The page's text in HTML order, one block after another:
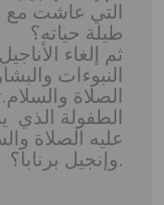
التي عاشت مع
طيلة حياته؟
ثم إلغاء
النبوءات
الصلاة
الطفولة الذي
عليه الصلاة
.وإنجيل برنابا؟